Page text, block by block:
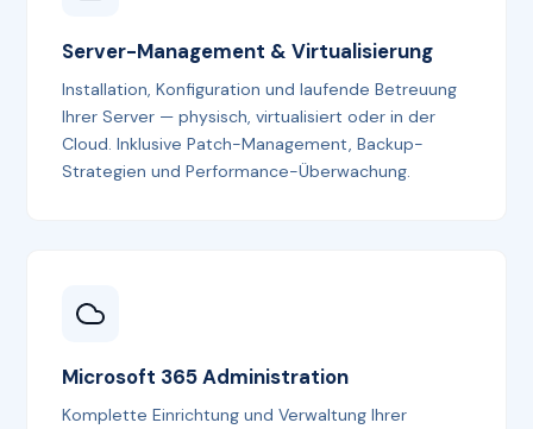
Server-Management & Virtualisierung
Installation, Konfiguration und laufende Betreuung
Ihrer Server — physisch, virtualisiert oder in der
Cloud. Inklusive Patch-Management, Backup-
Strategien und Performance-Überwachung.
Microsoft 365 Administration
Komplette Einrichtung und Verwaltung Ihrer